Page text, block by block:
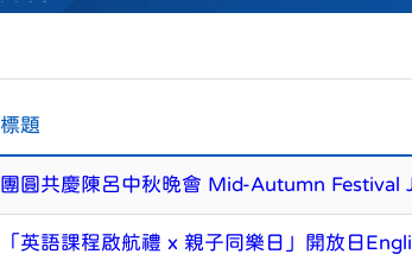
標題
團圓共慶陳呂中秋晚會 Mid-Autumn
「英語課程啟航禮 x 親子同樂日」開放日